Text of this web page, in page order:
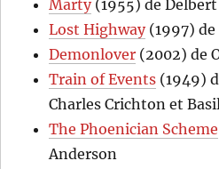
Marty(1955) de
Lost Highway(1997) de
Demonlover (2002) de
Train of Events (1949)
Charles Crichton et
The Phoenician Scheme
Anderson